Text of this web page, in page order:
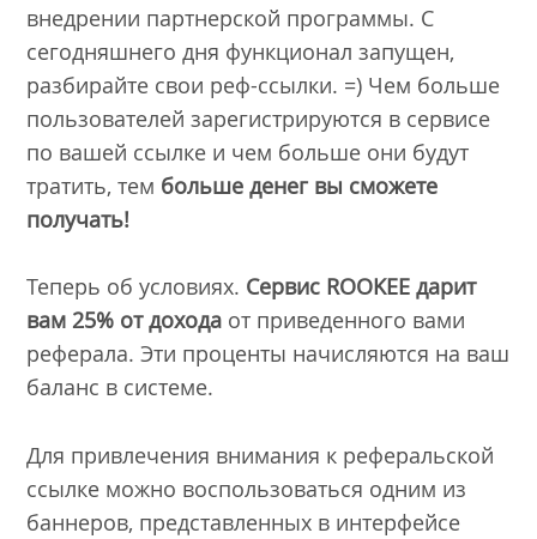
внедрении партнерской программы. С
сегодняшнего дня функционал запущен,
разбирайте свои реф-ссылки. =) Чем больше
пользователей зарегистрируются в сервисе
по вашей ссылке и чем больше они будут
тратить, тем больше денег вы сможете
получать!
Теперь об условиях. Сервис ROOKEE дарит
вам 25% от дохода от приведенного вами
реферала. Эти проценты начисляются на ваш
баланс в системе.
Для привлечения внимания к реферальской
ссылке можно воспользоваться одним из
баннеров, представленных в интерфейсе